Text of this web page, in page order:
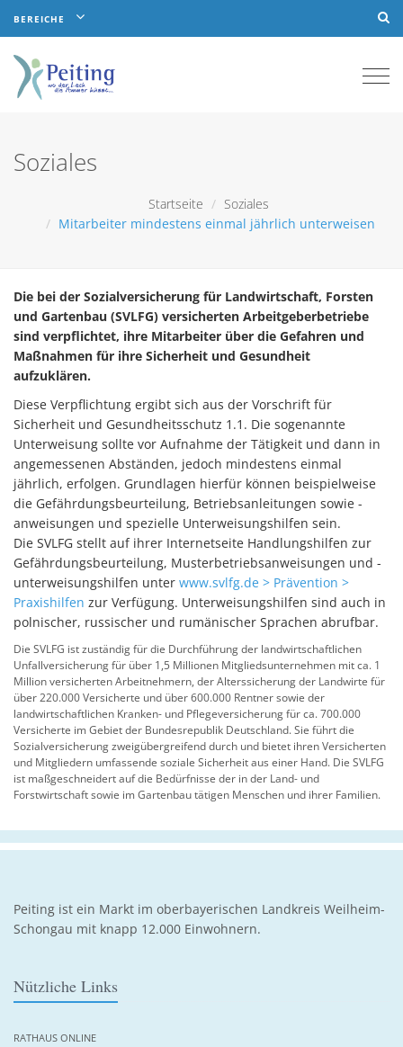
BEREICHE
Soziales
Startseite
Soziales
Mitarbeiter mindestens einmal jährlich unterweisen
Die bei der Sozialversicherung für Landwirtschaft, Forsten
und Gartenbau (SVLFG) versicherten Arbeitgeberbetriebe
sind verpflichtet, ihre Mitarbeiter über die Gefahren und
Maßnahmen für ihre Sicherheit und Gesundheit
aufzuklären.
Diese Verpflichtung ergibt sich aus der Vorschrift für
Sicherheit und Gesundheitsschutz 1.1. Die sogenannte
Unterweisung sollte vor Aufnahme der Tätigkeit und dann in
angemessenen Abständen, jedoch mindestens einmal
jährlich, erfolgen. Grundlagen hierfür können beispielweise
die Gefährdungsbeurteilung, Betriebsanleitungen sowie -
anweisungen und spezielle Unterweisungshilfen sein.
Die SVLFG stellt auf ihrer Internetseite Handlungshilfen zur
Gefährdungsbeurteilung, Musterbetriebsanweisungen und -
unterweisungshilfen unter www.svlfg.de > Prävention >
Praxishilfen zur Verfügung. Unterweisungshilfen sind auch in
polnischer, russischer und rumänischer Sprachen abrufbar.
Die SVLFG ist zuständig für die Durchführung der landwirtschaftlichen
Unfallversicherung für über 1,5 Millionen Mitgliedsunternehmen mit ca. 1
Million versicherten Arbeitnehmern, der Alterssicherung der Landwirte für
über 220.000 Versicherte und über 600.000 Rentner sowie der
landwirtschaftlichen Kranken- und Pflegeversicherung für ca. 700.000
Versicherte im Gebiet der Bundesrepublik Deutschland. Sie führt die
Sozialversicherung zweigübergreifend durch und bietet ihren Versicherten
und Mitgliedern umfassende soziale Sicherheit aus einer Hand. Die SVLFG
ist maßgeschneidert auf die Bedürfnisse der in der Land- und
Forstwirtschaft sowie im Gartenbau tätigen Menschen und ihrer Familien.
Peiting ist ein Markt im oberbayerischen Landkreis Weilheim-
Schongau mit knapp 12.000 Einwohnern.
Nützliche Links
RATHAUS ONLINE